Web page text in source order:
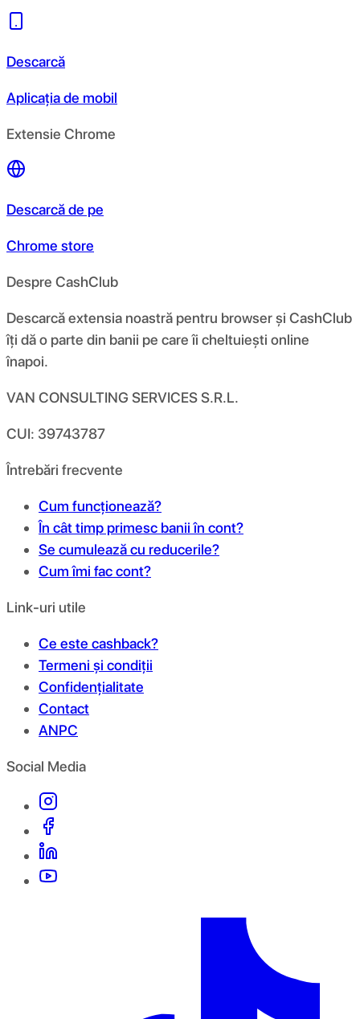
Descarcă
Aplicația de mobil
Extensie Chrome
Descarcă de pe
Chrome store
Despre CashClub
Descarcă extensia noastră pentru browser și CashClub
îți dă o parte din banii pe care îi cheltuiești online
înapoi.
VAN CONSULTING SERVICES S.R.L.
CUI: 39743787
Întrebări frecvente
Cum funcționează?
În cât timp primesc banii în cont?
Se cumulează cu reducerile?
Cum îmi fac cont?
Link-uri utile
Ce este cashback?
Termeni și condiții
Confidențialitate
Contact
ANPC
Social Media